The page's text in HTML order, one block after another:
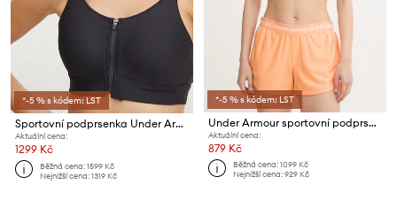
*-5 % s kódem: LST
Sportovní podprsenka Under Armour Infinity 2.0
Aktuální cena:
1299 Kč
Běžná cena:1599 Kč
Nejnižší cena:1319 Kč
*-5 % s kódem: LST
Under Armour sportovní podprsenka Infinity
Aktuální cena:
879 Kč
Běžná cena:1099 Kč
Nejnižší cena:929 Kč